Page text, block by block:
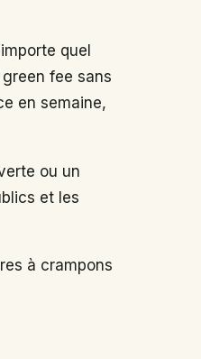
quel
fee sans
en semaine,
ou un
et les
à crampons